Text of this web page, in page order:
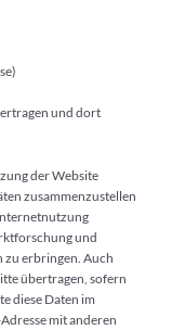
und dort
der Website
zusammenzustellen
und
zu erbringen. Auch
übertragen, sofern
diese Daten im
mit anderen